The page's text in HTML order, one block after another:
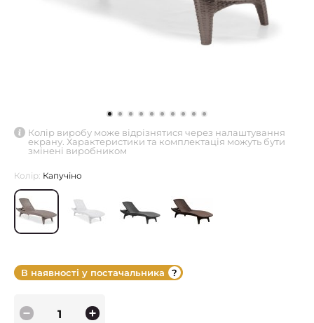
Колір виробу може відрізнятися через налаштування
екрану. Характеристики та комплектація можуть бути
змінені виробником
Колір: Капучіно
В наявності у постачальника